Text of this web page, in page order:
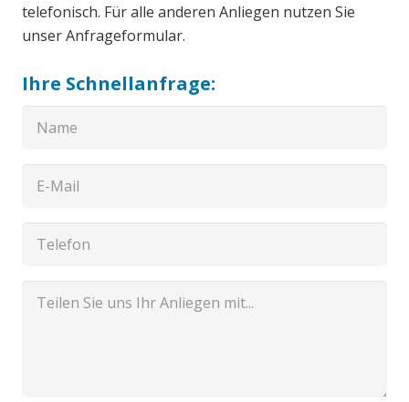
telefonisch. Für alle anderen Anliegen nutzen Sie
unser Anfrageformular.
Ihre Schnellanfrage: